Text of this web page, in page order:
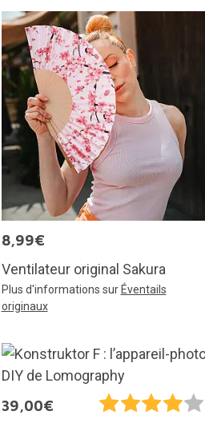
8,99€
Ventilateur original Sakura
Plus d'informations sur Éventails
originaux
39,00€